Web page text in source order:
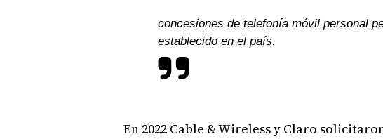
concesiones de telefonía móvil personal
establecido en el país.
En 2022 Cable & Wireless y Claro